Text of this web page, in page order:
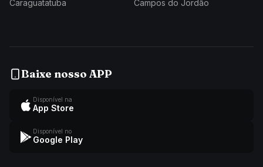
Caraguatatuba Campos do Jordão
Baixe nosso APP
Disponível na
App Store
Disponível no
Google Play